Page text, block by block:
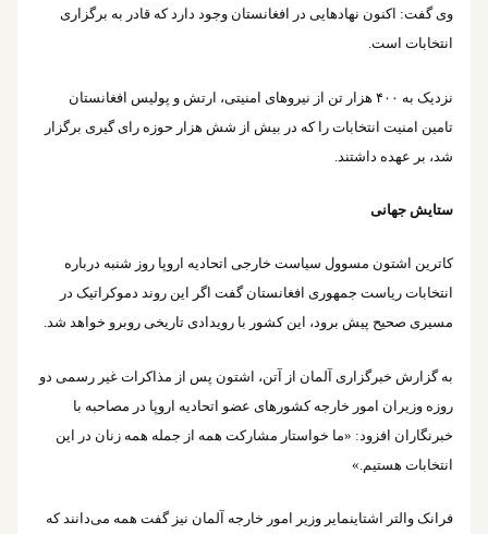
وی گفت: اکنون نهادهایی در افغانستان وجود دارد که قادر به برگزاری
انتخابات است.
نزدیک به ۴۰۰ هزار تن از نیروهای امنیتی، ارتش و پولیس افغانستان
تامین امنیت انتخابات را که در بیش از شش هزار حوزه رای گیری برگزار
شد، بر عهده داشتند.
ستایش جهانی
کاترین اشتون مسوول سیاست خارجی اتحادیه اروپا روز شنبه درباره
انتخابات ریاست جمهوری افغانستان گفت اگر این روند دموکراتیک در
مسیری صحیح پیش برود، این کشور با رویدادی تاریخی روبرو خواهد شد.
به گزارش خبرگزاری آلمان از آتن، اشتون پس از مذاکرات غیر رسمی دو
روزه وزیران امور خارجه کشورهای عضو اتحادیه اروپا در مصاحبه با
خبرنگاران افزود: «ما خواستار مشارکت همه از جمله همه زنان در این
انتخابات هستیم.»
فرانک والتر اشتاینمایر وزیر امور خارجه آلمان نیز گفت همه می‌دانند که